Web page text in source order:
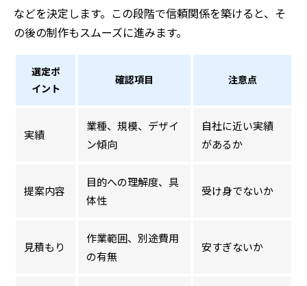
などを決定します。この段階で信頼関係を築けると、そ
の後の制作もスムーズに進みます。
選定ポ
イント
確認項目 注意点
実績
業種、規模、デザイ
ン傾向
自社に近い実績
があるか
提案内容
目的への理解度、具
体性
受け身でないか
見積もり
作業範囲、別途費用
の有無
安すぎないか